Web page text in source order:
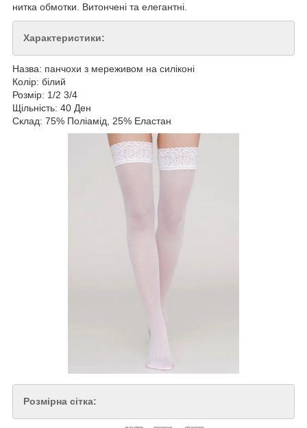
нитка обмотки. Витончені та елегантні.
Характеристики:
Назва: панчохи з мереживом на силіконі
Колір: білий
Розмір: 1/2 3/4
Щільність: 40 Ден
Склад: 75% Поліамід, 25% Еластан
Розмірна сітка: